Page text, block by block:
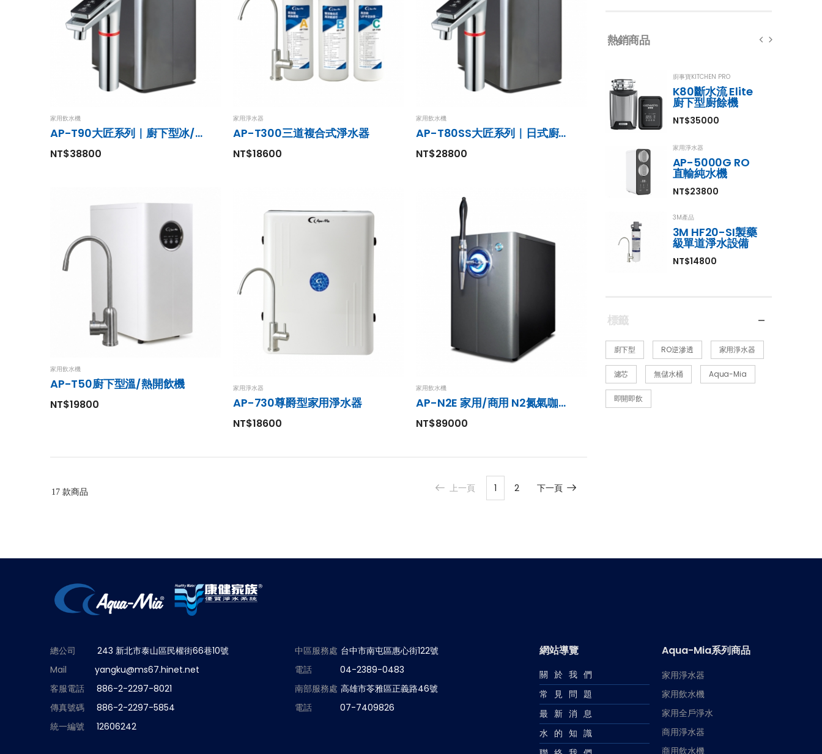
熱銷商品
廚事寶KITCHEN PRO
3M產品
級單道淨水設備
家用小型前置過濾器
NT$3800
廚事寶KITCHEN PRO
K80斷水流 Elite
廚下型廚餘機
NT$35000
家用淨水器
AP-5000G RO
直輸純水機
NT$23800
3M產品
3M HF20-SI製藥
級單道淨水設備
NT$14800
標籤
廚下型 RO逆滲透 家用淨水器
濾芯 無儲水桶 Aqua-Mia
即開即飲
家用飲水機
AP-T90大匠系列｜廚下型冰/溫/熱開飲機
NT$38800
家用淨水器
AP-T300三道複合式淨水器
NT$18600
家用飲水機
AP-T80SS大匠系列｜日式廚具專用特規款
NT$28800
家用飲水機
AP-T50廚下型溫/熱開飲機
NT$19800
家用淨水器
AP-730尊爵型家用淨水器
NT$18600
家用飲水機
AP-N2E 家用/商用 N2氮氣咖啡機
NT$89000
17 款商品 上一頁 1 2 下一頁
總公司
243 新北市泰山區民權街66巷10號
Mail
yangku@ms67.hinet.net
客服電話
886-2-2297-8021
傳真號碼
886-2-2297-5854
統一編號
12606242
中區服務處 台中市南屯區惠心街122號
電話
04-2389-0483
南部服務處 高雄市苓雅區正義路46號
電話
07-7409826
網站導覽
關於我們
常見問題
最新消息
水的知識
Aqua-Mia系列商品
家用淨水器
家用飲水機
家用全戶淨水
商用淨水器
商用飲水機